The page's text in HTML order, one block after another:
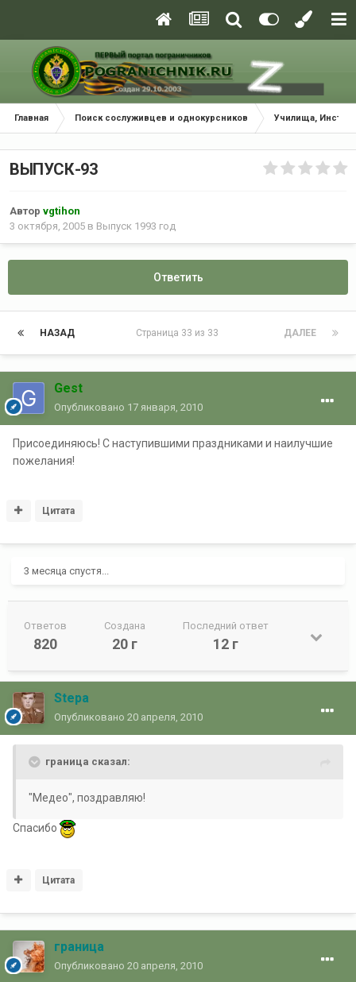
Главная Поиск сослуживцев и однокурсников Училища,
ВЫПУСК-93
Автор vgtihon
3 октября, 2005 в Выпуск 1993 год
Ответить
НАЗАД ДАЛЕЕ
Страница 33 из 33
Gest
Опубликовано 17 января, 2010
Присоединяюсь! С наступившими праздниками и наилучшие
пожелания!
Цитата
3 месяца спустя...
Ответов
820
Создана
20 г
Последний ответ
12 г
Stepa
Опубликовано 20 апреля, 2010
граница сказал:
"Медео", поздравляю!
Спасибо
Цитата
граница
Опубликовано 20 апреля, 2010